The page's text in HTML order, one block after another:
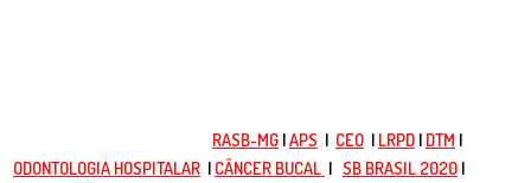
RASB-MG |APS | CEO | LRPD | DTM |
ODONTOLOGIA HOSPITALAR | CÂNCER BUCAL | SB BRASIL 2020 |